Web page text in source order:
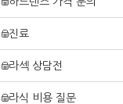
진료
라섹 상담전
라식 비용 질문